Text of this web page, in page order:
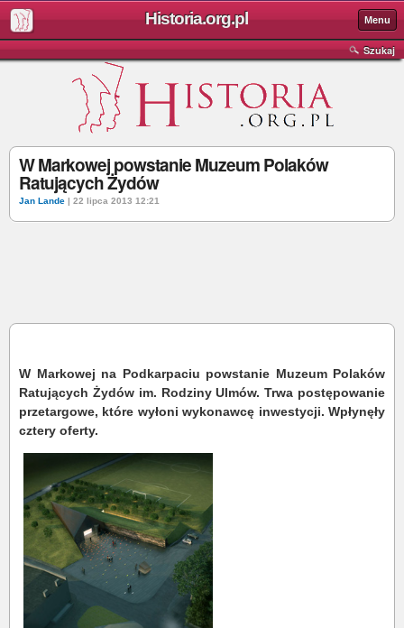
Historia.org.pl Menu
Szukaj
W Markowej powstanie Muzeum Polaków
Ratujących Żydów
Jan Lande | 22 lipca 2013 12:21
W Markowej na Podkarpaciu powstanie Muzeum Polaków
Ratujących Żydów im. Rodziny Ulmów. Trwa postępowanie
przetargowe, które wyłoni wykonawcę inwestycji. Wpłynęły
cztery oferty.